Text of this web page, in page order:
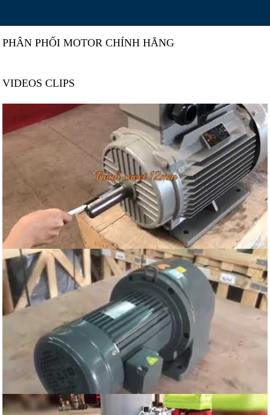
PHÂN PHỐI MOTOR CHÍNH HÃNG
VIDEOS CLIPS